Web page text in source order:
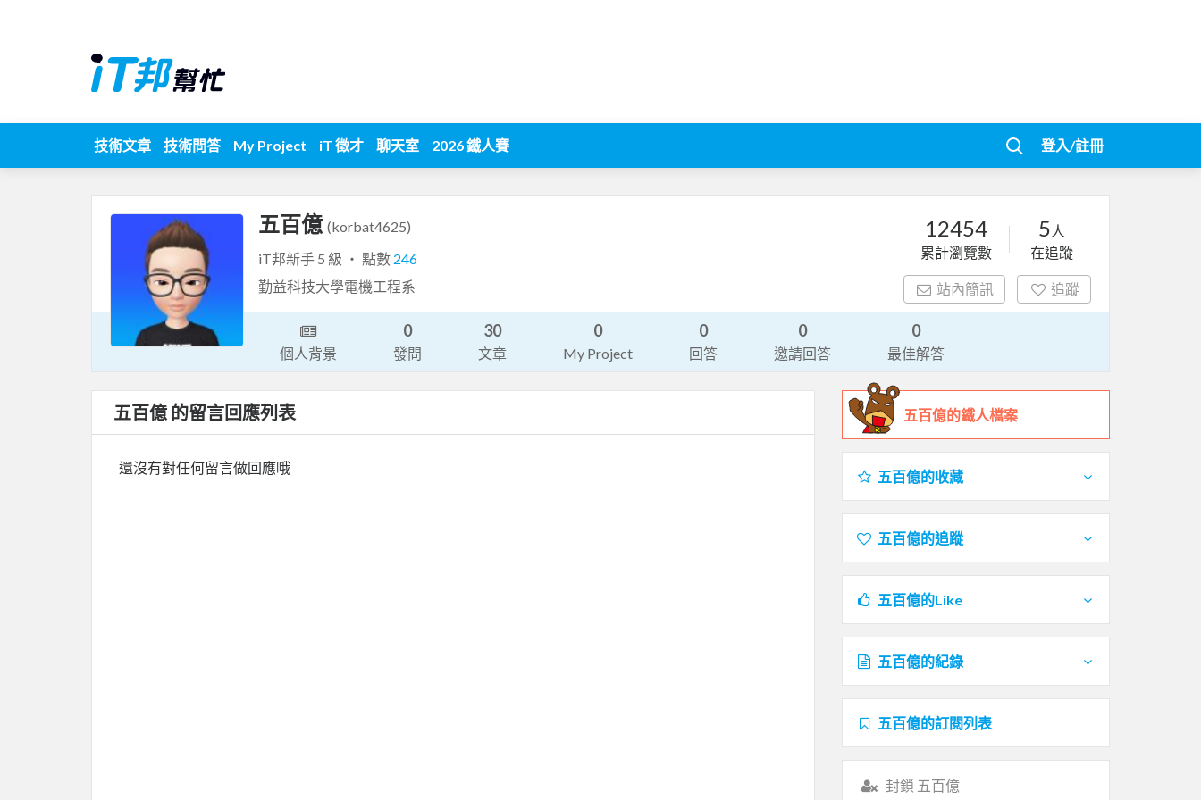
技術文章 技術問答 My Project iT 徵才 聊天室 2026 鐵人賽 登入/註冊
五百億 (korbat4625)
iT邦新手 5 級 ‧ 點數 246
勤益科技大學電機工程系
12454
累計瀏覽數
5 人
在追蹤
站內簡訊 追蹤
個人背景
0
發問
30
文章
0
My Project
0
回答
0
邀請回答
0
最佳解答
五百億 的留言回應列表
還沒有對任何留言做回應哦
五百億的鐵人檔案
五百億的收藏
五百億的追蹤
五百億的Like
五百億的紀錄
五百億的訂閱列表
封鎖 五百億